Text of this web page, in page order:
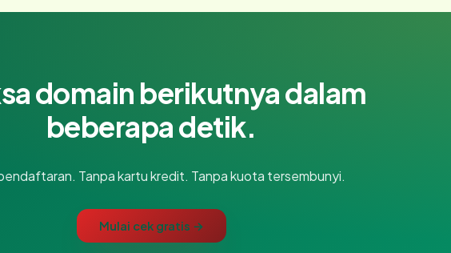
domain berikutnya dalam
beberapa detik.
Tanpa kartu kredit. Tanpa kuota tersembunyi.
Mulai cek gratis →